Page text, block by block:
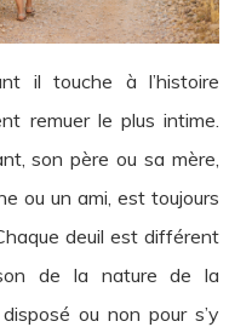
il touche à l’histoire
remuer le plus intime.
son père ou sa mère,
ou un ami, est toujours
deuil est différent
de la nature de la
ou non pour s’y